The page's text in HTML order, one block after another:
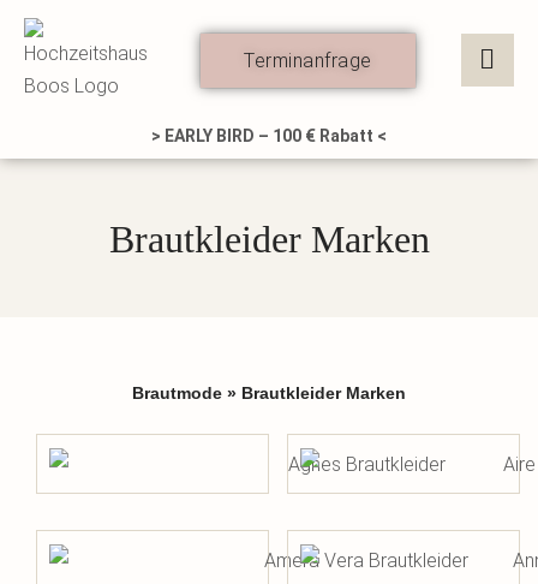
Zum
Inhalt
springen
Terminanfrage
> EARLY BIRD – 100 € Rabatt <
Brautkleider Marken
Brautmode » Brautkleider Marken